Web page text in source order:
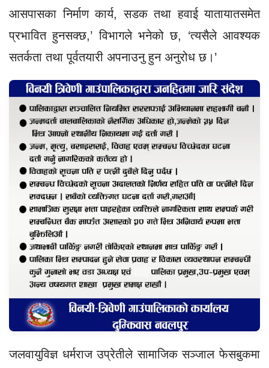
आसपासका निर्माण कार्य, सडक तथा हवाई यातायातसमेत
प्रभावित हुनसक्छ,’ विभागले भनेको छ, ‘त्यसैले आवश्यक
सतर्कता तथा पूर्वतयारी अपनाउनु हुन अनुरोध छ।’
जलवायुविज्ञ धर्मराज उप्रेतीले सामाजिक सञ्जाल फेसबुकमा